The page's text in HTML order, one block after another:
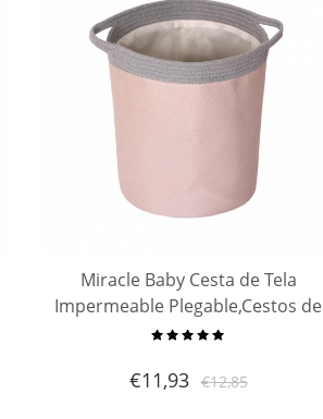
Miracle Baby Cesta de Tela
Impermeable Plegable,Cestos de
lavanderíapara la
Almacenamiento de Canastas
€11,93 €12,85